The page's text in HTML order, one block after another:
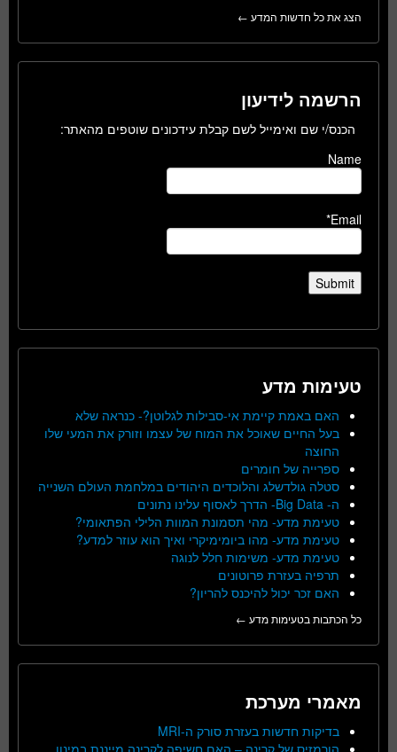
הצג את כל חדשות המדע ←
הרשמה לידיעון
הכנס/י שם ואימייל לשם קבלת עידכונים שוטפים מהאתר:
Name
Email*
טעימות מדע
האם באמת קיימת אי-סבילות לגלוטן?- כנראה שלא
בעל החיים שאוכל את המוח של עצמו וזורק את המעי שלו
החוצה
ספרייה של חומרים
סטלה גולדשלג והלוכדים היהודים במלחמת העולם השנייה
ה- Big Data- הדרך לאסוף עלינו נתונים
טעימת מדע- מהי תסמונת המוות הלילי הפתאומי?
טעימת מדע- מהו ביומימיקרי ואיך הוא עוזר למדע?
טעימת מדע- משימות חלל לנוגה
תרפיה בעזרת פרוטונים
האם זכר יכול להיכנס להריון?
כל הכתבות בטעימות מדע ←
מאמרי מערכת
בדיקות חדשות בעזרת סורק ה-MRI
הורמזיס של קרינה – האם חשיפה לקרינה מייננת במינון